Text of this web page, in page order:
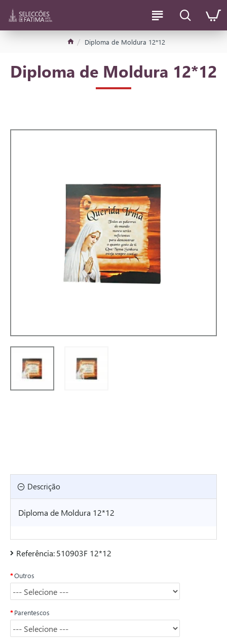
Diploma de Moldura 12*12
Diploma de Moldura 12*12
Descrição
Diploma de Moldura 12*12
Referência:510903F 12*12
Outros
Parentescos